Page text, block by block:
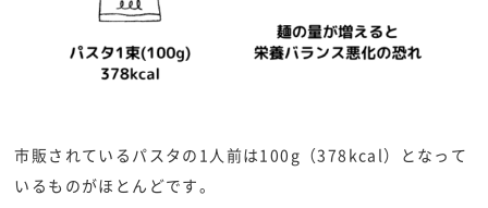
市販されているパスタの1人前は100g（378kcal）となって
いるものがほとんどです。